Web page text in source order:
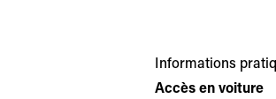
Informations
Accès en voiture